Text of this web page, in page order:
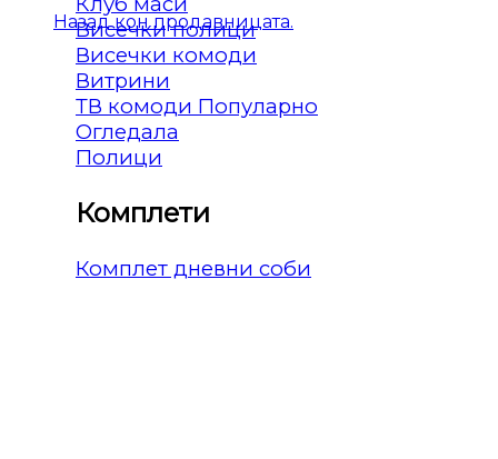
Назад кон продавницата.
Висечки полици
Висечки комоди
Витрини
ТВ комоди
Огледала
Полици
Комплети
Комплет дневни соби